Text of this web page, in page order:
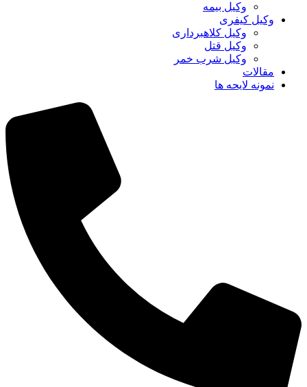
وکیل بیمه
وکیل کیفری
وکیل کلاهبرداری
وکیل قتل
وکیل شرب خمر
مقالات
نمونه لایحه ها